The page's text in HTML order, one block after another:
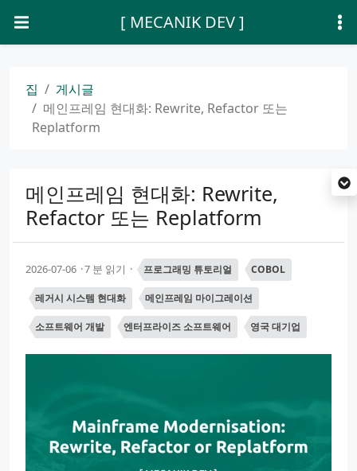
[ MECANIK DEV ]
집
게시글
메인프레임 현대화: Rewrite, Refactor 또는
Replatform
메인프레임 현대화: Rewrite,
Refactor 또는 Replatform
2026-07-06 7 분 읽기 프로그래밍 튜토리얼 COBOL
레거시 시스템 현대화 메인프레임 마이그레이션
소프트웨어 개발 엔터프라이즈 소프트웨어 영국 대기업